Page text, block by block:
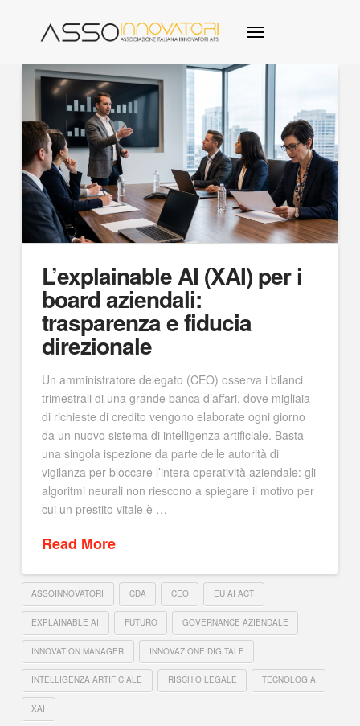
L’explainable AI (XAI) per i
board aziendali:
trasparenza e fiducia
direzionale
Un amministratore delegato (CEO) osserva i bilanci
trimestrali di una grande banca d’affari, dove migliaia
di richieste di credito vengono elaborate ogni giorno
da un nuovo sistema di intelligenza artificiale. Basta
una singola ispezione da parte delle autorità di
vigilanza per bloccare l’intera operatività aziendale: gli
algoritmi neurali non riescono a spiegare il motivo per
cui un prestito vitale è …
Read More
ASSOINNOVATORI CDA CEO EU AI ACT
EXPLAINABLE AI FUTURO GOVERNANCE AZIENDALE
INNOVATION MANAGER INNOVAZIONE DIGITALE
INTELLIGENZA ARTIFICIALE RISCHIO LEGALE TECNOLOGIA
XAI